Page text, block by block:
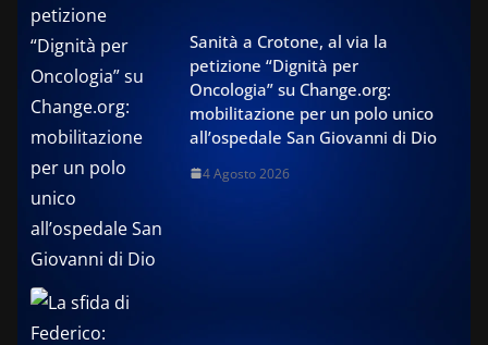
Sanità a Crotone, al via la
petizione “Dignità per
Oncologia” su Change.org:
mobilitazione per un polo unico
all’ospedale San Giovanni di Dio
4 Agosto 2026